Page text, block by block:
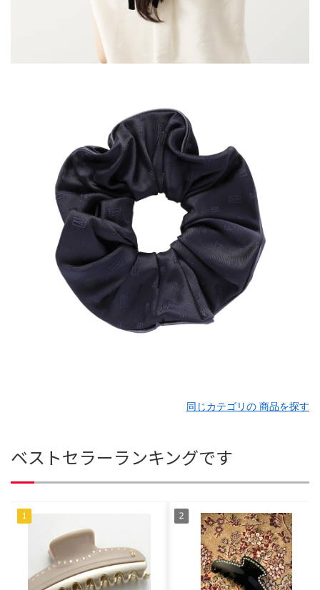
同じカテゴリの 商品を探す
ベストセラーランキングです